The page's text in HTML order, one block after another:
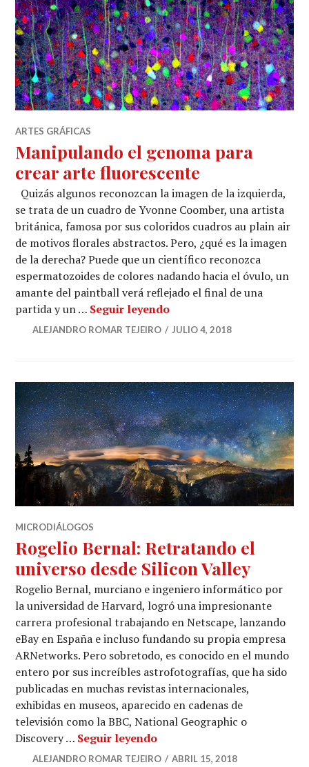
ARTES GRÁFICAS
Manipulando el genoma para
crear arte fluorescente
Quizás algunos reconozcan la imagen de la izquierda,
se trata de un cuadro de Yvonne Coomber, una artista
británica, famosa por sus coloridos cuadros au plain air
de motivos florales abstractos. Pero, ¿qué es la imagen
de la derecha? Puede que un científico reconozca
espermatozoides de colores nadando hacia el óvulo, un
amante del paintball verá reflejado el final de una
partida y un … Seguir leyendoManipulando el genoma
ALEJANDRO ROMAR TEJEIRO JULIO 4, 2018
MICRODIÁLOGOS
Rogelio Bernal: Retratando el
universo desde Silicon Valley
Rogelio Bernal, murciano e ingeniero informático por
la universidad de Harvard, logró una impresionante
carrera profesional trabajando en Netscape, lanzando
eBay en España e incluso fundando su propia empresa
ARNetworks. Pero sobretodo, es conocido en el mundo
entero por sus increíbles astrofotografías, que ha sido
publicadas en muchas revistas internacionales,
exhibidas en museos, aparecido en cadenas de
televisión como la BBC, National Geographic o
Discovery … Seguir leyendoRogelio Bernal:
ALEJANDRO ROMAR TEJEIRO ABRIL 15, 2018